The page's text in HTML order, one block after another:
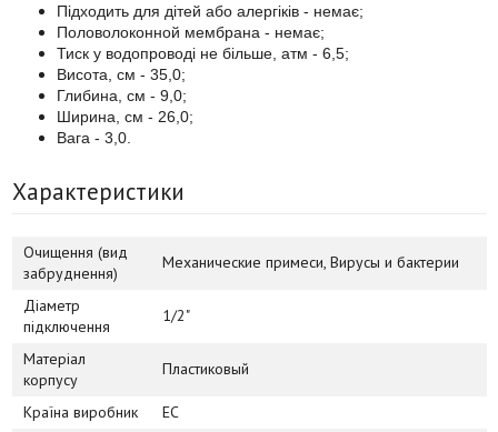
Підходить для дітей або алергіків - немає;
Половолоконной мембрана - немає;
Тиск у водопроводі не більше, атм - 6,5;
Висота, см - 35,0;
Глибина, см - 9,0;
Ширина, см - 26,0;
Вага - 3,0.
Характеристики
Очищення (вид
забруднення)
Механические примеси, Вирусы и бактерии
Діаметр
підключення
1/2"
Матеріал
корпусу
Пластиковый
Країна виробник
ЕС